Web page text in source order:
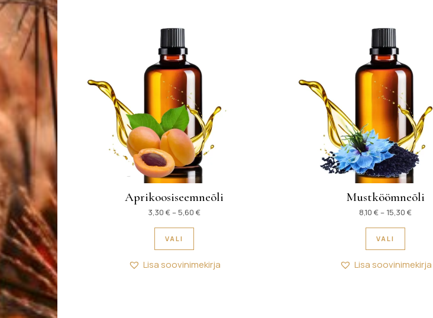
Aprikoosiseemneõli
3,30€–5,60€Hinnavahemik: 3,30 € kuni 5,60 €
VALI
Sellel tootel on mitu varianti. Valikuid saab teha tootelehel.
Lisa soovinimekirja
Mustköömneõli
8,10€– 15,30€
VALI
Sellel
Lisa soovinimekirja